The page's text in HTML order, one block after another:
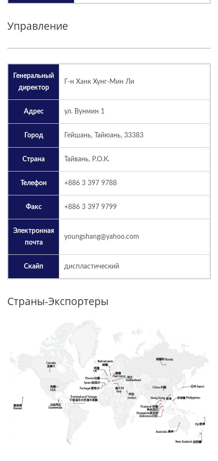
Управление
Генеральный
директор
Г-н Ханк Хунг-Мин Ли
Адрес ул. Вунмин 1
Город Гейшань, Тайюань, 33383
Страна Тайвань, Р.О.К.
Телефон +886 3 397 9788
Факс +886 3 397 9799
Электронная
почта
youngshang@yahoo.com
Скайп диспластический
Страны-Экспортеры